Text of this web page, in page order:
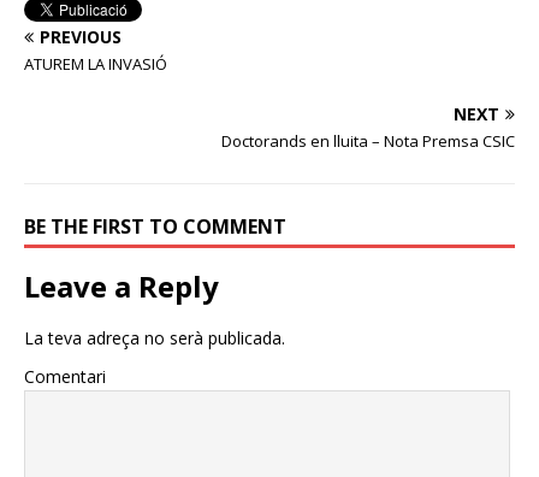
PREVIOUS
ATUREM LA INVASIÓ
NEXT
Doctorands en lluita – Nota Premsa CSIC
BE THE FIRST TO COMMENT
Leave a Reply
La teva adreça no serà publicada.
Comentari